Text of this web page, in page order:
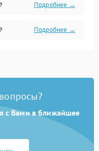
Подробнее →
Подробнее →
с Вами в ближайшее